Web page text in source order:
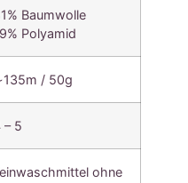
Baumwolle
Polyamid
/ 50g
– 5
ohne